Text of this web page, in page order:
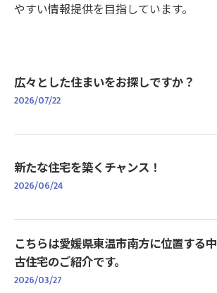
やすい情報提供を目指しています。
広々とした住まいをお探しですか？
2026/07/22
新たな住宅を築くチャンス！
2026/06/24
こちらは愛媛県東温市南方に位置する中
古住宅のご紹介です。
2026/03/27